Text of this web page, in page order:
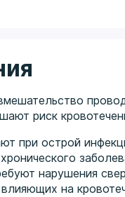
риск
при острой
нарушения
на